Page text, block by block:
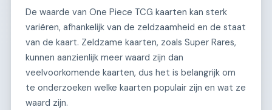
De waarde van One Piece TCG kaarten kan sterk
variëren, afhankelijk van de zeldzaamheid en de staat
van de kaart. Zeldzame kaarten, zoals Super Rares,
kunnen aanzienlijk meer waard zijn dan
veelvoorkomende kaarten, dus het is belangrijk om
te onderzoeken welke kaarten populair zijn en wat ze
waard zijn.